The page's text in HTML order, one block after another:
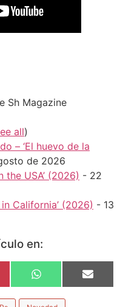
Sh Magazine
all)
– ‘El huevo de la
de 2026
the USA’ (2026) - 22
California’ (2026) - 13
en:
WhatsApp Email